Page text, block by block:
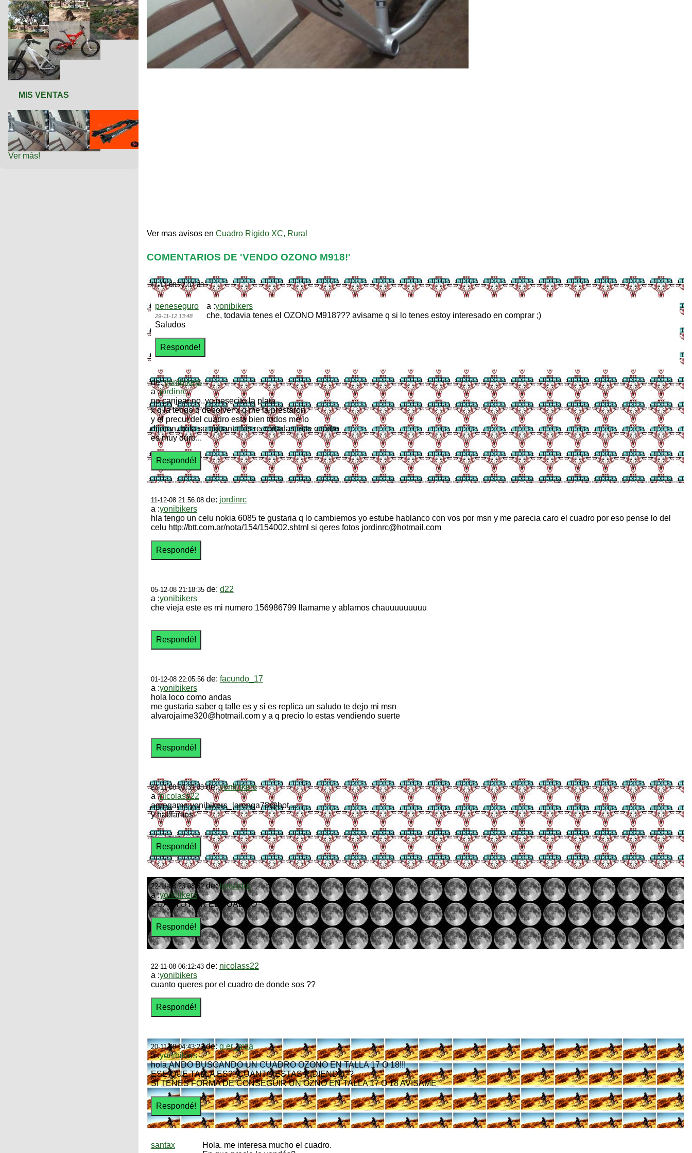
MIS VENTAS
Ver más!
Ver mas avisos en Cuadro Rigido XC, Rural
COMENTARIOS DE 'VENDO OZONO M918!'
11-12-08 22:02:33
peneseguro
29-11-12 13:48
a :yonibikers
che, todavia tenes el OZONO M918??? avisame q si lo tenes estoy interesado en comprar ;)
Saludos
de:yonibikers
a :jordinrc
no canjear no..yo nesecito la plata
x q la tengo q debolver x q me la prestaron
y el precui del cuadro esta bien todos me lo
dijeron..bola se aguanta las re cortadas este cuadro
es muy duro...
11-12-08 21:56:08de: jordinrc
a :yonibikers
hla tengo un celu nokia 6085 te gustaria q lo cambiemos yo estube hablanco con vos por msn y me parecia caro el cuadro por eso pense lo del
celu http://btt.com.ar/nota/154/154002.shtml si qeres fotos jordinrc@hotmail.com
05-12-08 21:18:35de: d22
a :yonibikers
che vieja este es mi numero 156986799 llamame y ablamos chauuuuuuuuu
01-12-08 22:05:56de: facundo_17
a :yonibikers
hola loco como andas
me gustaria saber q talle es y si es replica un saludo te dejo mi msn
alvarojaime320@hotmail.com y a q precio lo estas vendiendo suerte
23-11-08 03:39:33de:yonibikers
a :nicolass22
agregame yonibikers_larenga78@hot....
y hablamos
22-11-08 23:08:52de:tomasluj
a :yonibikers
CUANTO POR EL CUADRO
22-11-08 06:12:43de: nicolass22
a :yonibikers
cuanto queres por el cuadro de donde sos ??
20-11-08 04:43:25de:g.er_mza
a :yonibikers
hola,ANDO BUSCANDO UN CUADRO OZONO EN TALLA 17 O 18!!!
ESE QUE TALLA ES??CUANTO ESTAS PIDIENDO??
SI TENES FORMA DE CONSEGUIR UN OZNO EN TALLA 17 O 18 AVISAME
santax
Hola. me interesa mucho el cuadro.